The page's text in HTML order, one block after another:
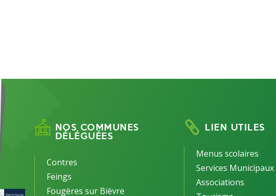
NOS COMMUNES
DÉLÉGUÉES
Contres
Feings
Fougères sur Bièvre
LIEN UTILES
Menus scolaires
Services Municipaux
Associations